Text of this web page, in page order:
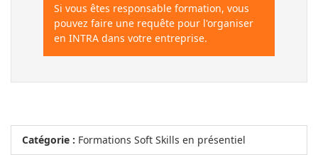
Si vous êtes responsable formation, vous
pouvez faire une requête pour l'organiser
en INTRA dans votre entreprise.
Catégorie : Formations Soft Skills en présentiel